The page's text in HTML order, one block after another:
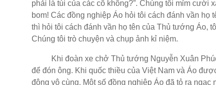
phải là túi của các cô không?”. Chúng tôi mỉm cười
bom! Các đồng nghiệp Áo hỏi tôi cách đánh vần
thì hỏi tôi cách đánh vần họ tên của Thủ tướng Áo,
Chúng tôi trò chuyện và chụp ảnh kỉ niệm.
Khi đoàn xe chở Thủ tướng Nguyễn Xuân Phúc
để đón ông. Khi quốc thiều của Việt Nam và Áo
động vô cùng. Một số đồng nghiệp Áo đã tỏ ra